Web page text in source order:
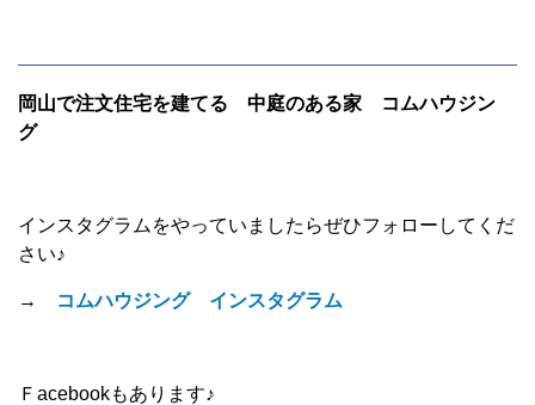
岡山で注文住宅を建てる 中庭のある家 コムハウジン
グ
インスタグラムをやっていましたらぜひフォローしてくだ
さい♪
→ コムハウジング インスタグラム
Ｆacebookもあります♪